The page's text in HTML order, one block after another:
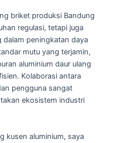
briket produksi Bandung
regulasi, tetapi juga
dalam peningkatan daya
mutu yang terjamin,
aluminium daur ulang
Kolaborasi antara
pengguna sangat
ekosistem industri
kusen aluminium, saya